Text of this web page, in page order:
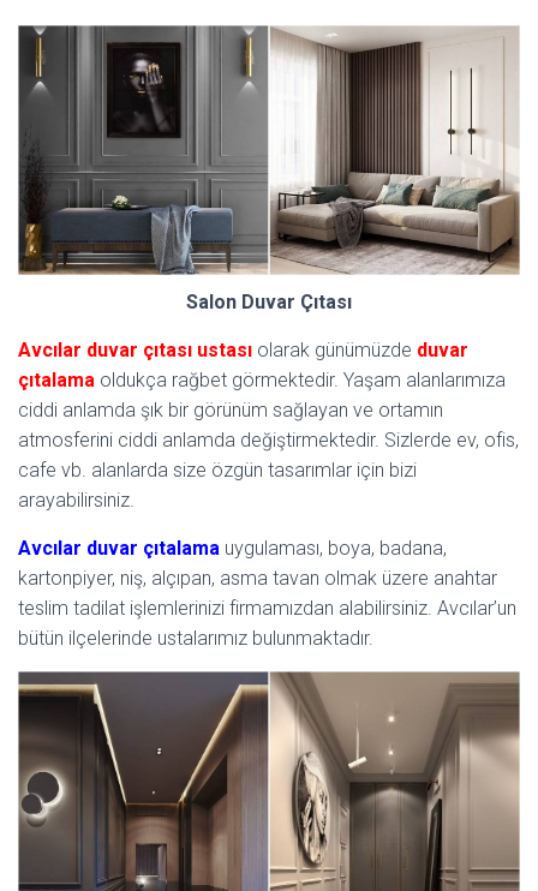
Salon Duvar Çıtası
Avcılar duvar çıtası ustası olarak günümüzde duvar
çıtalama oldukça rağbet görmektedir. Yaşam alanlarımıza
ciddi anlamda şık bir görünüm sağlayan ve ortamın
atmosferini ciddi anlamda değiştirmektedir. Sizlerde ev, ofis,
cafe vb. alanlarda size özgün tasarımlar için bizi
arayabilirsiniz.
Avcılar duvar çıtalama uygulaması, boya, badana,
kartonpiyer, niş, alçıpan, asma tavan olmak üzere anahtar
teslim tadilat işlemlerinizi firmamızdan alabilirsiniz. Avcılar’un
bütün ilçelerinde ustalarımız bulunmaktadır.